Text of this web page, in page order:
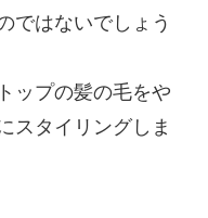
ではないでしょう
ップの髪の毛をや
スタイリングしま